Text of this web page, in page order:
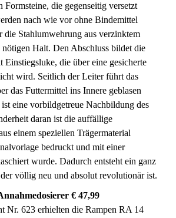
Formsteine, die gegenseitig versetzt
nach wie vor ohne Bindemittel
die Stahlumwehrung aus verzinktem
Halt. Den Abschluss bildet die
die über eine gesicherte
wird. Seitlich der Leiter führt das
das Futtermittel ins Innere geblasen
eine vorbildgetreue Nachbildung des
daran ist die auffällige
einem speziellen Trägermaterial
bedruckt und mit einer
wurde. Dadurch entsteht ein ganz
völlig neu und absolut revolutionär ist.
€ 47,99
Nr. 623 erhielten die Rampen RA 14